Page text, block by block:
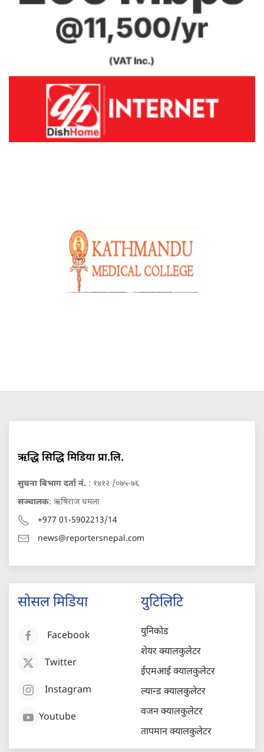
ऋद्धि सिद्धि मिडिया प्रा.लि.
सुचना बिभाग दर्ता नं. : १४१२ /०७५-७६
सञ्चालक: ऋषिराज धमला
+977 01-5902213/14
news@reportersnepal.com
सोसल मिडिया
Facebook
Twitter
Instagram
Youtube
युटिलिटि
युनिकोड
शेयर क्यालकुलेटर
ईएमआई क्यालकुलेटर
ल्यान्ड क्यालकुलेटर
वजन क्यालकुलेटर
तापमान क्यालकुलेटर